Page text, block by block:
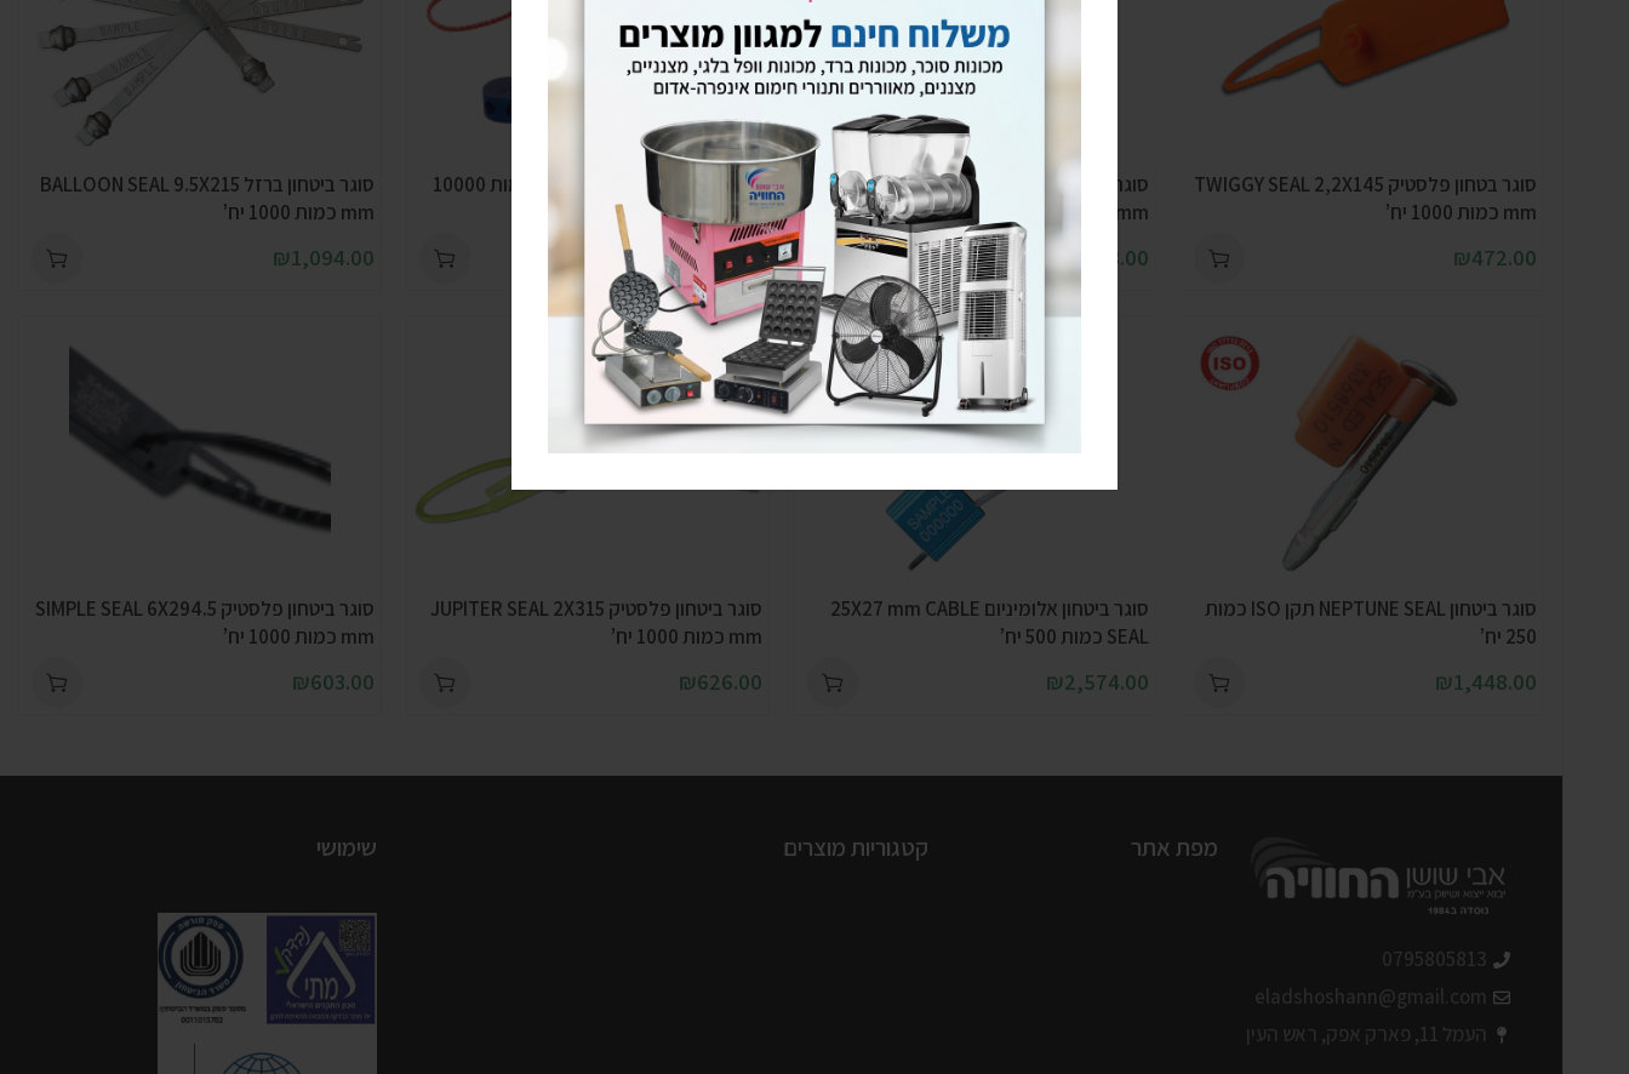
סוגר בטחון פלסטיק TWIGGY SEAL 2,2X145
mm כמות 1000 יח’
₪472.00
סוגר ביטחון פלסטיק HECTORSEAL 7.5X510
mm כמות 1000 יח’
1,298.00
סוגר ביטחון PLOMBEX 9 mm כמות 10000
יח’
₪965.00
סוגר ביטחון ברזל BALLOON SEAL 9.5X215
mm כמות 1000 יח’
₪1,094.00
סוגר ביטחון NEPTUNE SEAL תקן ISO כמות
250 יח’
₪1,448.00
סוגר ביטחון אלומיניום 25X27 mm CABLE
SEAL כמות 500 יח’
₪2,574.00
סוגר ביטחון פלסטיק JUPITER SEAL 2X315
mm כמות 1000 יח’
₪626.00
סוגר ביטחון פלסטיק SIMPLE SEAL 6X294.5
mm כמות 1000 יח’
₪603.00
0795805813
eladshoshann@gmail.com
העמל 11, פארק אפק, ראש העין
מפת אתר קטגוריות מוצרים שימושי